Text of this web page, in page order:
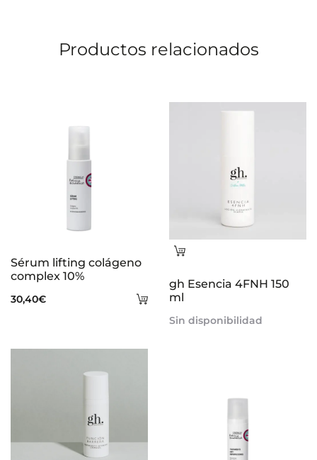
Productos relacionados
Añadir
Sérum lifting colágeno
complex 10%
30,40€
Leer
gh Esencia 4FNH 150
ml
Sin disponibilidad